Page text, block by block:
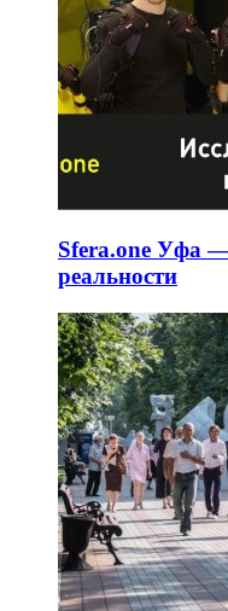
Sfera.one Уфа
реальности